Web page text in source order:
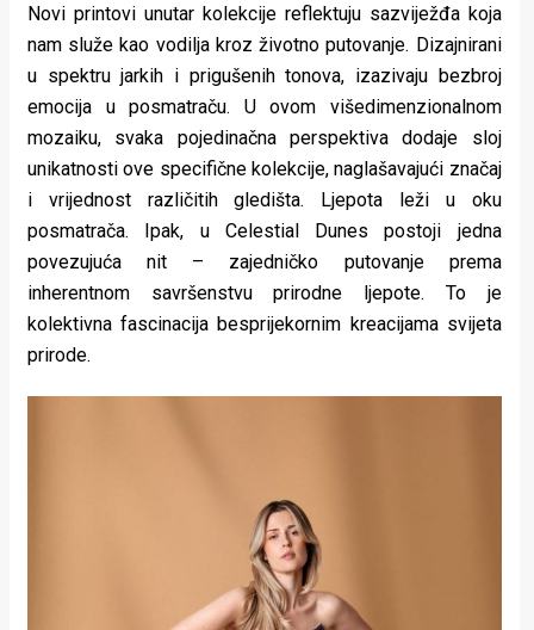
Novi printovi unutar kolekcije reflektuju sazviježđa koja
nam služe kao vodilja kroz životno putovanje. Dizajnirani
u spektru jarkih i prigušenih tonova, izazivaju bezbroj
emocija u posmatraču. U ovom višedimenzionalnom
mozaiku, svaka pojedinačna perspektiva dodaje sloj
unikatnosti ove specifične kolekcije, naglašavajući značaj
i vrijednost različitih gledišta. Ljepota leži u oku
posmatrača. Ipak, u Celestial Dunes postoji jedna
povezujuća nit – zajedničko putovanje prema
inherentnom savršenstvu prirodne ljepote. To je
kolektivna fascinacija besprijekornim kreacijama svijeta
prirode.